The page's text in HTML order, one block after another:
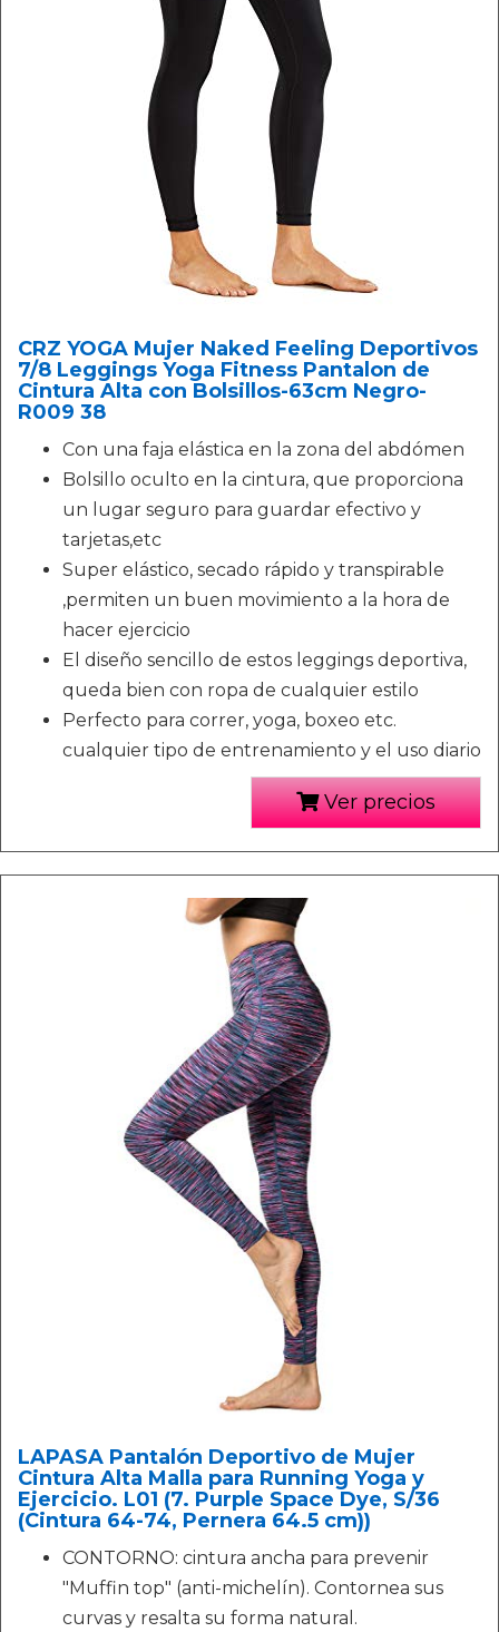
CRZ YOGA Mujer Naked Feeling Deportivos
7/8 Leggings Yoga Fitness Pantalon de
Cintura Alta con Bolsillos-63cm Negro-
R009 38
Con una faja elástica en la zona del abdómen
Bolsillo oculto en la cintura, que proporciona
un lugar seguro para guardar efectivo y
tarjetas,etc
Super elástico, secado rápido y transpirable
,permiten un buen movimiento a la hora de
hacer ejercicio
El diseño sencillo de estos leggings deportiva,
queda bien con ropa de cualquier estilo
Perfecto para correr, yoga, boxeo etc.
cualquier tipo de entrenamiento y el uso diario
Ver precios
LAPASA Pantalón Deportivo de Mujer
Cintura Alta Malla para Running Yoga y
Ejercicio. L01 (7. Purple Space Dye, S/36
(Cintura 64-74, Pernera 64.5 cm))
CONTORNO: cintura ancha para prevenir
"Muffin top" (anti-michelín). Contornea sus
curvas y resalta su forma natural.